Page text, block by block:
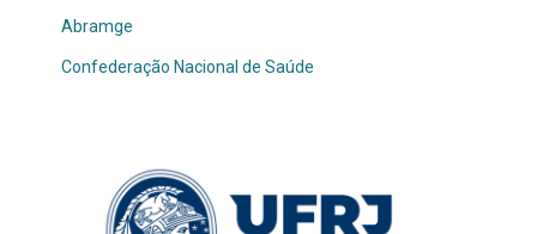
Abramge
Confederação Nacional de Saúde